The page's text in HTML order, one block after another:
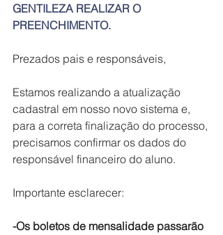
GENTILEZA REALIZAR O
PREENCHIMENTO.
Prezados pais e responsáveis,
Estamos realizando a atualização
cadastral em nosso novo sistema e,
para a correta finalização do processo,
precisamos confirmar os dados do
responsável financeiro do aluno.
Importante esclarecer:
-Os boletos de mensalidade passarão